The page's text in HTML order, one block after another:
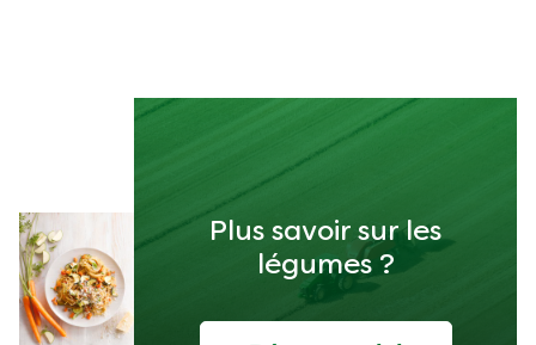
Plus savoir sur les
légumes ?